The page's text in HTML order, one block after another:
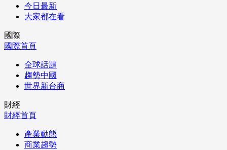
今日最新
大家都在看
國際
國際首頁
全球話題
趨勢中國
世界新台商
財經
財經首頁
產業動態
商業趨勢